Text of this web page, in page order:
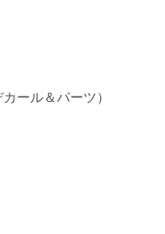
ール＆パーツ）